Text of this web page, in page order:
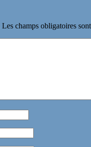
Les champs obligatoires